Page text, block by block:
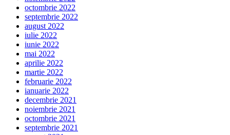
octombrie 2022
septembrie 2022
august 2022
iulie 2022
iunie 2022
mai 2022
aprilie 2022
martie 2022
februarie 2022
ianuarie 2022
decembrie 2021
noiembrie 2021
octombrie 2021
septembrie 2021